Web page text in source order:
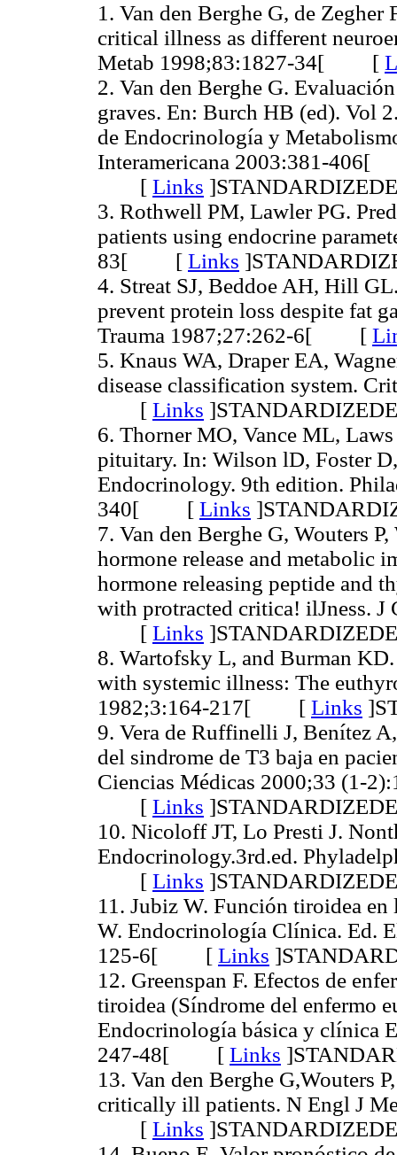
1. Van den Berghe G, de
critical illness as different
Metab 1998;83:1827-34[ [
2. Van den Berghe G.
graves. En: Burch HB (ed). Vol
de Endocrinología y
Interamericana 2003:381-406[
[ Links ]
3. Rothwell PM, Lawler PG.
patients using endocrine
83[ [ Links ]
4. Streat SJ, Beddoe AH, Hill
prevent protein loss despite fat
Trauma 1987;27:262-6[ [
5. Knaus WA, Draper EA,
disease classification system.
[ Links ]
6. Thorner MO, Vance ML,
pituitary. In: Wilson lD, Foster
Endocrinology. 9th edition.
340[ [ Links ]
7. Van den Berghe G, Wouters
hormone release and metabolic
hormone releasing peptide and
with protracted critica! ilJness.
[ Links ]
8. Wartofsky L, and Burman
with systemic illness: The
1982;3:164-217[ [ Links ]
9. Vera de Ruffinelli J, Benítez
del sindrome de T3 baja en
Ciencias Médicas 2000;33 (1-
[ Links ]
10. Nicoloff JT, Lo Presti J.
Endocrinology.3rd.ed.
[ Links ]
11. Jubiz W. Función tiroidea en
W. Endocrinología Clínica. Ed.
125-6[ [ Links ]
12. Greenspan F. Efectos de
tiroidea (Síndrome del enfermo
Endocrinología básica y clínica
247-48[ [ Links ]
13. Van den Berghe G,Wouters
critically ill patients. N Engl J
[ Links ]